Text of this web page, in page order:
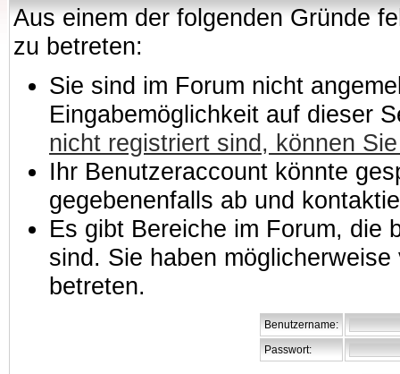
Aus einem der folgenden Gründe
zu betreten:
Sie sind im Forum nicht
Eingabemöglichkeit auf dieser
nicht registriert sind, können
Ihr Benutzeraccount könnte
gegebenenfalls ab und
Es gibt Bereiche im Forum, die
sind. Sie haben
betreten.
Benutzername:
Passwort: